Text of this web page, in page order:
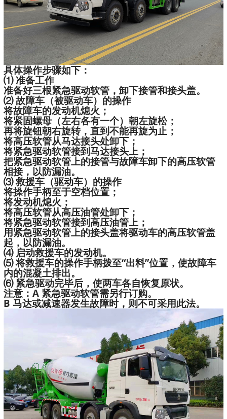
具体操作步骤如下：
⑴ 准备工作
准备好三根紧急驱动软管，卸下接管和接头盖。
⑵ 故障车（被驱动车）的操作
将故障车的发动机熄火；
将紧固螺母（左右各有一个）朝左旋松；
再将旋钮朝右旋转，直到不能再旋为止；
将高压软管从马达接头处卸下；
将紧急驱动软管接到马达接头上；
把紧急驱动软管上的接管与故障车卸下的高压软管
相接，以防漏油。
⑶ 救援车（驱动车）的操作
将操作手柄至于空档位置；
将发动机熄火；
将高压软管从高压油管处卸下；
将紧急驱动软管接到高压油管上；
用紧急驱动软管上的接头盖将驱动车的高压软管盖
起，以防漏油。
⑷ 启动救援车的发动机。
⑸ 将救援车的操作手柄拨至“出料”位置，使故障车
内的混凝土排出。
⑹ 紧急驱动完毕后，使两车各自恢复原状。
注意：A 紧急驱动软管需另行订购。
B 马达或减速器发生故障时，则不可采用此法。